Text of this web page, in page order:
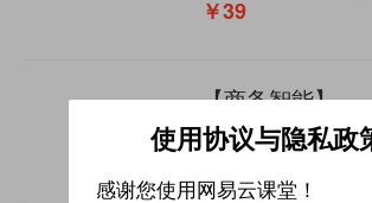
￥39
【商务智能】
5 6708人学
￥29
使用协议与隐私政
感谢您使用网易云课堂！